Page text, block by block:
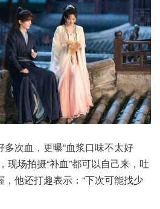
次血，更曝“血浆口味不太好
现场拍摄“补血”都可以自己来，吐
他还打趣表示：“下次可能找少